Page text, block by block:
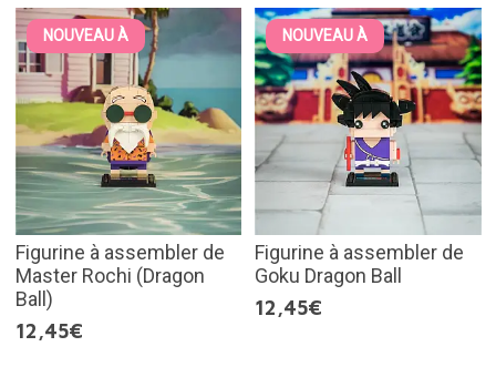
NOUVEAU À
Figurine à assembler de
Master Rochi (Dragon
Ball)
12,45€
NOUVEAU À
Figurine à assembler de
Goku Dragon Ball
12,45€